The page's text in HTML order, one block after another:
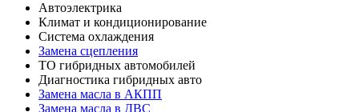
Автоэлектрика
Климат и кондиционирование
Система охлаждения
Замена сцепления
ТО гибридных автомобилей
Диагностика гибридных авто
Замена масла в АКПП
Замена масла в ДВС